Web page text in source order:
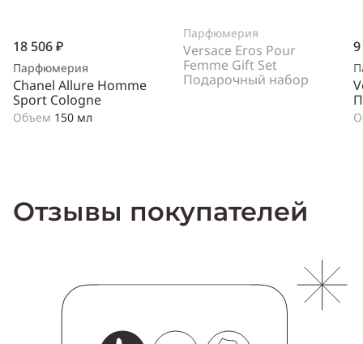
18 506 ₽
Парфюмерия
Chanel Allure Homme
Sport Cologne
Объем 150 мл
Парфюмерия
Versace Eros Pour
Femme Gift Set
Подарочный набор
Отзывы покупателей